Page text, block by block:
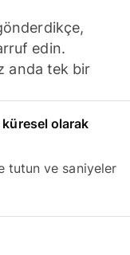
edin.
anda tek bir
küresel olarak
tutun ve saniyeler